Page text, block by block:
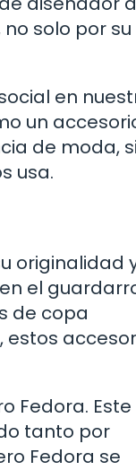
solo por su
en
un
de moda,
usa.
originalidad
el
de copa
estos
Fedora. Este
tanto por
Fedora se